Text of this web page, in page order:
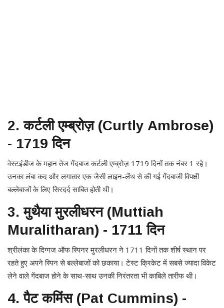
2. कर्टली एम्ब्रोज़ (Curtly Ambrose)
- 1719 दिन
वेस्टइंडीज के महान तेज गेंदबाज कर्टली एम्ब्रोज़ 1719 दिनों तक नंबर 1 रहे।
उनका लंबा कद और लगातार एक जैसी लाइन-लेंथ से की गई गेंदबाजी विपक्षी
बल्लेबाजों के लिए सिरदर्द साबित होती थी।
3. मुथैया मुरलीधरन (Muttiah
Muralitharan) - 1711 दिन
श्रीलंका के दिग्गज ऑफ स्पिनर मुरलीधरन ने 1711 दिनों तक शीर्ष स्थान पर
रहते हुए अपने स्पिन से बल्लेबाजों को छकाया। टेस्ट क्रिकेट में सबसे ज्यादा विकेट
लेने वाले गेंदबाज होने के साथ-साथ उनकी निरंतरता भी काबिले तारीफ थी।
4. पैट कमिंस (Pat Cummins) -